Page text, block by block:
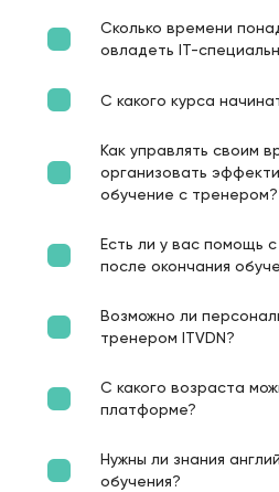
Сколько времени
овладеть IT-
С какого курса
Как управлять своим
организовать
обучение с тренером?
Есть ли у вас помощь
после окончания
Возможно ли
тренером ITVDN?
С какого возраста
платформе?
Нужны ли знания
обучения?